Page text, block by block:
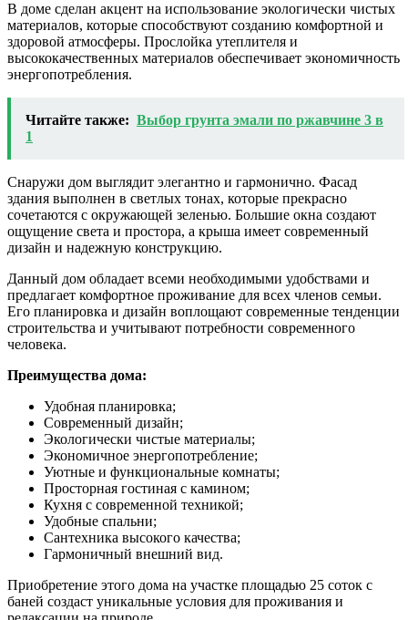
В доме сделан акцент на использование экологически чистых
материалов, которые способствуют созданию комфортной и
здоровой атмосферы. Прослойка утеплителя и
высококачественных материалов обеспечивает экономичность
энергопотребления.
Читайте также: Выбор грунта эмали по ржавчине 3 в
1
Снаружи дом выглядит элегантно и гармонично. Фасад
здания выполнен в светлых тонах, которые прекрасно
сочетаются с окружающей зеленью. Большие окна создают
ощущение света и простора, а крыша имеет современный
дизайн и надежную конструкцию.
Данный дом обладает всеми необходимыми удобствами и
предлагает комфортное проживание для всех членов семьи.
Его планировка и дизайн воплощают современные тенденции
строительства и учитывают потребности современного
человека.
Преимущества дома:
Удобная планировка;
Современный дизайн;
Экологически чистые материалы;
Экономичное энергопотребление;
Уютные и функциональные комнаты;
Просторная гостиная с камином;
Кухня с современной техникой;
Удобные спальни;
Сантехника высокого качества;
Гармоничный внешний вид.
Приобретение этого дома на участке площадью 25 соток с
баней создаст уникальные условия для проживания и